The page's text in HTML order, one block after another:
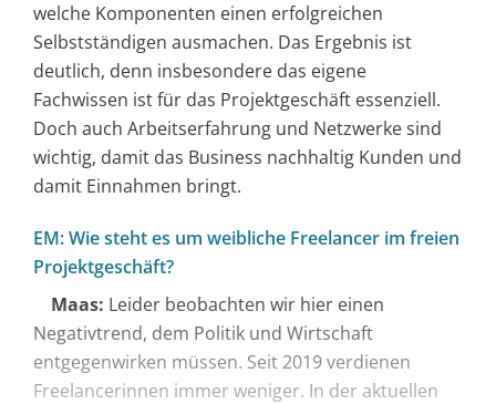
welche Komponenten einen erfolgreichen
Selbstständigen ausmachen. Das Ergebnis ist
deutlich, denn insbesondere das eigene
Fachwissen ist für das Projektgeschäft essenziell.
Doch auch Arbeitserfahrung und Netzwerke sind
wichtig, damit das Business nachhaltig Kunden und
damit Einnahmen bringt.
EM: Wie steht es um weibliche Freelancer im freien
Projektgeschäft?
Maas: Leider beobachten wir hier einen
Negativtrend, dem Politik und Wirtschaft
entgegenwirken müssen. Seit 2019 verdienen
Freelancerinnen immer weniger. In der aktuellen